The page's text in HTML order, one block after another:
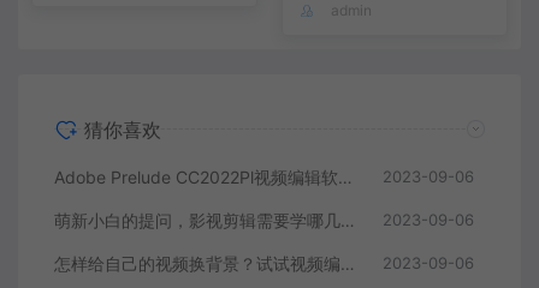
admin
猜你喜欢
Adobe Prelude CC2022Pl视频编辑软件中文直装版 2023-09-06
萌新小白的提问，影视剪辑需要学哪几个软件？ 2023-09-06
怎样给自己的视频换背景？试试视频编辑软件 2023-09-06